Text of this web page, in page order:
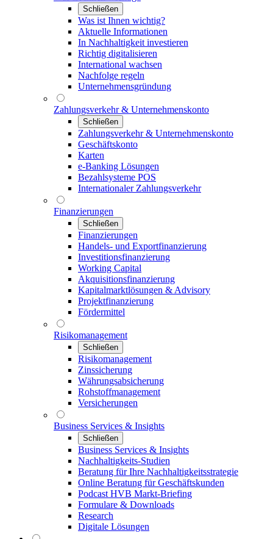
Schließen
Was ist Ihnen wichtig?
Aktuelle Informationen
In Nachhaltigkeit investieren
Richtig digitalisieren
International wachsen
Nachfolge regeln
Unternehmensgründung
Zahlungsverkehr & Unternehmenskonto
Schließen
Zahlungsverkehr & Unternehmenskonto
Geschäftskonto
Karten
e-Banking Lösungen
Bezahlsysteme POS
Internationaler Zahlungsverkehr
Finanzierungen
Schließen
Finanzierungen
Handels- und Exportfinanzierung
Investitionsfinanzierung
Working Capital
Akquisitionsfinanzierung
Kapitalmarktlösungen & Advisory
Projektfinanzierung
Fördermittel
Risikomanagement
Schließen
Risikomanagement
Zinssicherung
Währungsabsicherung
Rohstoffmanagement
Versicherungen
Business Services & Insights
Schließen
Business Services & Insights
Nachhaltigkeits-Studien
Beratung für Ihre Nachhaltigkeitsstrategie
Online Beratung für Geschäftskunden
Podcast HVB Markt-Briefing
Formulare & Downloads
Research
Digitale Lösungen